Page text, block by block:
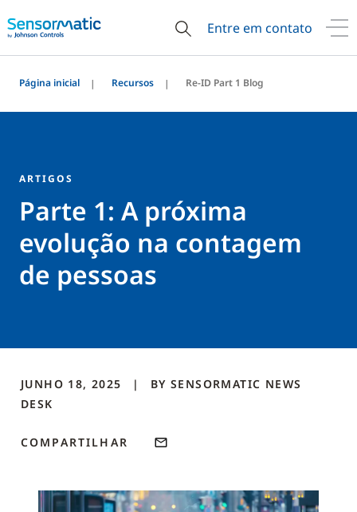
Entre em contato
Página inicial Recursos Re-ID Part 1 Blog
ARTIGOS
Parte 1: A próxima
evolução na contagem
de pessoas
JUNHO 18, 2025 BY SENSORMATIC NEWS
DESK
COMPARTILHAR